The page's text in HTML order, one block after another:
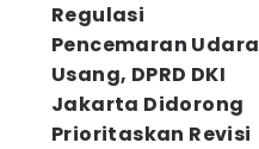
Regulasi
Pencemaran Udara
Usang, DPRD DKI
Jakarta Didorong
Prioritaskan Revisi